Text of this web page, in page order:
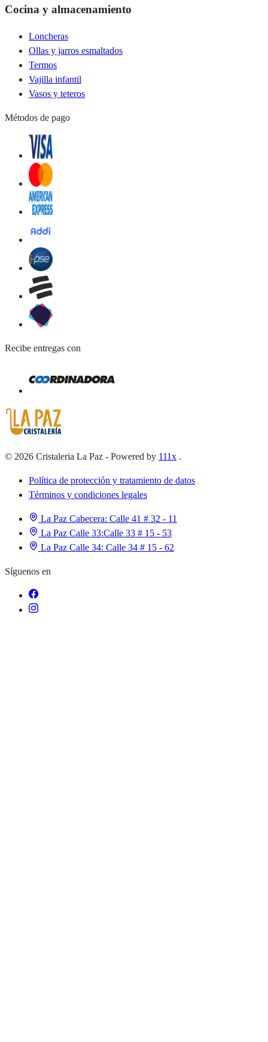
Cocina y almacenamiento
Loncheras
Ollas y jarros esmaltados
Termos
Vajilla infantil
Vasos y teteros
Métodos de pago
Recibe entregas con
© 2026 Cristaleria La Paz - Powered by 111x .
Política de protección y tratamiento de datos
Términos y condiciones legales
La Paz Cabecera: Calle 41 # 32 - 11
La Paz Calle 33:Calle 33 # 15 - 53
La Paz Calle 34: Calle 34 # 15 - 62
Síguenos en